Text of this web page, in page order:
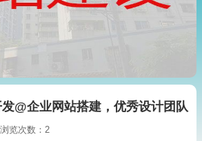
@企业网站搭建，优秀设计团队
浏览次数：2